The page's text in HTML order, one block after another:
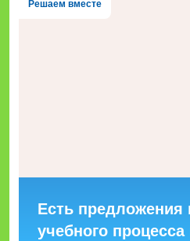
Решаем вместе
Есть предложения
учебного процесса